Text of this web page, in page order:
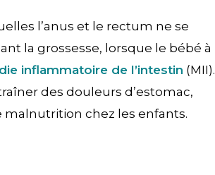
l’anus et le rectum ne se
la grossesse, lorsque le bébé à
inflammatoire de l’intestin (MII).
des douleurs d’estomac,
malnutrition chez les enfants.